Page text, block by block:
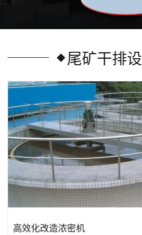
尾矿干排
高效化改造浓密机